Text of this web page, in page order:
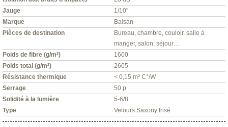
Jauge
1/10"
Marque
Balsan
Pièces de destination
Bureau, chambre, couloir, salle à
manger, salon, séjour…
Poids de fibre (g/m²)
1600
Poids total (g/m²)
2605
Résistance thermique
< 0,15 m² C°/W
Serrage
50 p
Solidité à la lumière
5-6/8
Type
Velours Saxony frisé